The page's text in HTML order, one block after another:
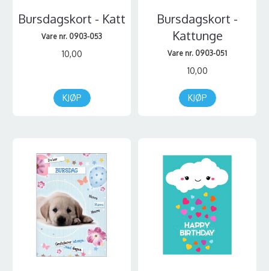
Bursdagskort - Katt
Vare nr. 0903-053
10,00
KJØP
Bursdagskort -
Kattunge
Vare nr. 0903-051
10,00
KJØP